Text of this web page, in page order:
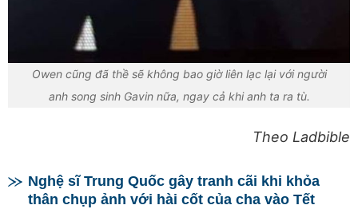
Owen cũng đã thề sẽ không bao giờ liên lạc lại với người
anh song sinh Gavin nữa, ngay cả khi anh ta ra tù.
Theo Ladbible
Nghệ sĩ Trung Quốc gây tranh cãi khi khỏa
thân chụp ảnh với hài cốt của cha vào Tết